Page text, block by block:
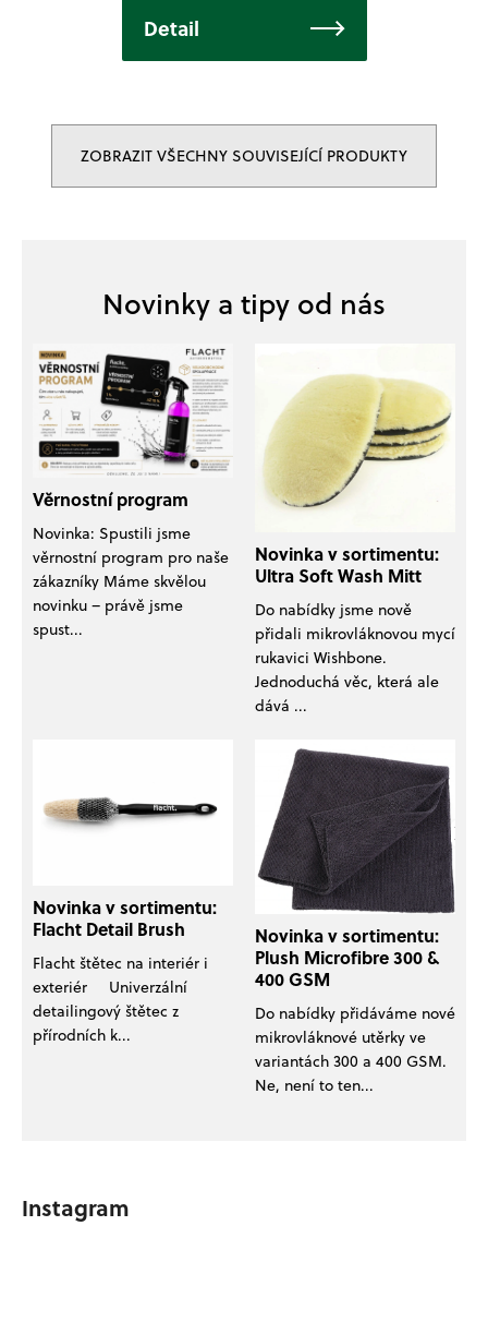
Detail
ZOBRAZIT VŠECHNY SOUVISEJÍCÍ PRODUKTY
Věrnostní program
Novinka: Spustili jsme
věrnostní program pro naše
zákazníky Máme skvělou
novinku – právě jsme
spust...
Novinka v sortimentu:
Ultra Soft Wash Mitt
Do nabídky jsme nově
přidali mikrovláknovou mycí
rukavici Wishbone.
Jednoduchá věc, která ale
dává ...
Novinka v sortimentu:
Flacht Detail Brush
Flacht štětec na interiér i
exteriér Univerzální
detailingový štětec z
přírodních k...
Novinka v sortimentu:
Plush Microfibre 300 &
400 GSM
Do nabídky přidáváme nové
mikrovláknové utěrky ve
variantách 300 a 400 GSM.
Ne, není to ten...
Instagram